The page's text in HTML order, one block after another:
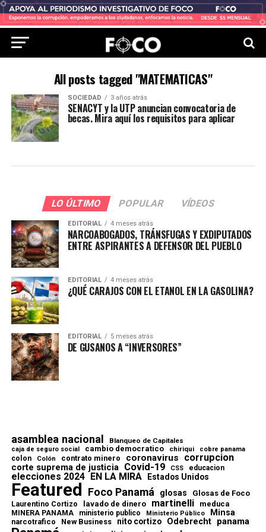
All posts tagged "MATEMATICAS"
SOCIEDAD 3 años atrás
SENACYT y la UTP anuncian convocatoria de
becas. Mira aquí los requisitos para aplicar
LO ÚLTIMO POPULAR VÍDEOS
EDITORIAL 4 meses atrás
NARCOABOGADOS, TRÁNSFUGAS Y EXDIPUTADOS
ENTRE ASPIRANTES A DEFENSOR DEL PUEBLO
EDITORIAL 4 meses atrás
¿QUÉ CARAJOS CON EL ETANOL EN LA GASOLINA?
EDITORIAL 5 meses atrás
DE GUSANOS A “INVERSORES”
asamblea nacional Blanqueo de Capitales
caja de seguro social cambio democratico chiriqui cobre panama
colon Colón contrato minero coronavirus corrupcion
corte suprema de justicia Covid-19 CSS educacion
elecciones 2024 EN LA MIRA Estados Unidos
Featured Foco Panamá glosas Glosas de Foco
Laurentino Cortizo lavado de dinero martinelli meduca
MINERA PANAMA ministerio publico Ministerio Público Minsa
narcotrafico New Business nito cortizo Odebrecht panama